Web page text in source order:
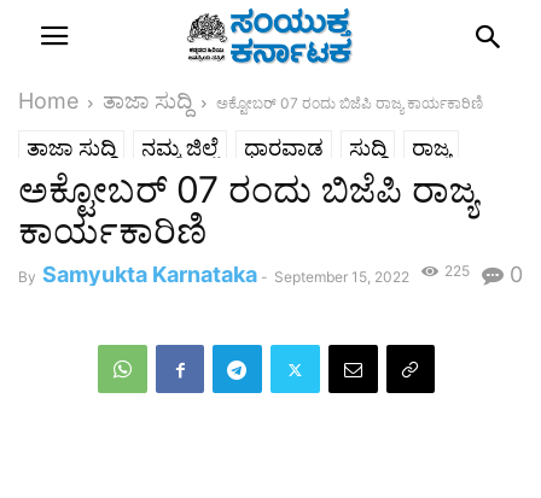
Home ತಾಜಾ ಸುದ್ದಿ ಅಕ್ಟೋಬರ್ 07 ರಂದು ಬಿಜೆಪಿ ರಾಜ್ಯ ಕಾರ್ಯಕಾರಿಣಿ
ತಾಜಾ ಸುದ್ದಿ ನಮ್ಮ ಜಿಲ್ಲೆ ಧಾರವಾಡ ಸುದ್ದಿ ರಾಜ್ಯ
ಅಕ್ಟೋಬರ್ 07 ರಂದು ಬಿಜೆಪಿ ರಾಜ್ಯ
ಕಾರ್ಯಕಾರಿಣಿ
By Samyukta Karnataka - September 15, 2022 0
225